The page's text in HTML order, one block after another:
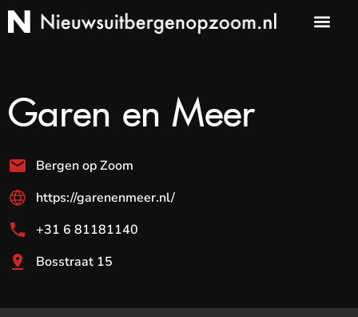
Garen en Meer
Bergen op Zoom
https://garenenmeer.nl/
+31 6 81181140
Bosstraat 15